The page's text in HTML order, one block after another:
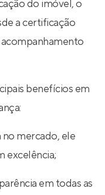
do imóvel, o
a certificação
benefícios em
no mercado, ele
excelência;
em todas as